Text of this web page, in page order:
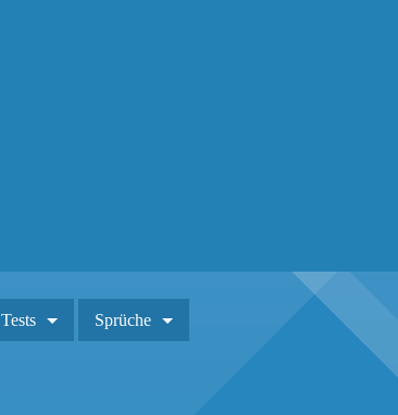
Tests Sprüche